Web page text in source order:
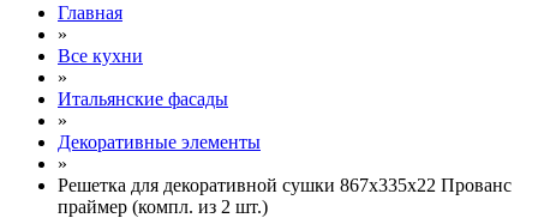
Главная
»
Все кухни
»
Итальянские фасады
»
Декоративные элементы
»
Решетка для декоративной сушки 867х335х22 Прованс
праймер (компл. из 2 шт.)